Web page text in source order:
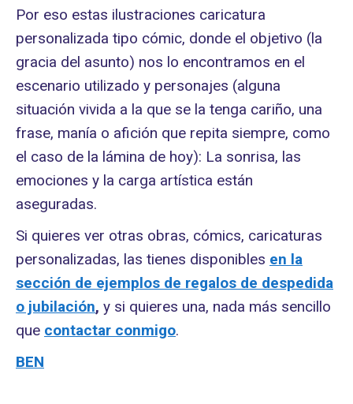
Por eso estas ilustraciones caricatura
personalizada tipo cómic, donde el objetivo (la
gracia del asunto) nos lo encontramos en el
escenario utilizado y personajes (alguna
situación vivida a la que se la tenga cariño, una
frase, manía o afición que repita siempre, como
el caso de la lámina de hoy): La sonrisa, las
emociones y la carga artística están
aseguradas.
Si quieres ver otras obras, cómics, caricaturas
personalizadas, las tienes disponibles en la
sección de ejemplos de regalos de despedida
o jubilación, y si quieres una, nada más sencillo
que contactar conmigo.
BEN